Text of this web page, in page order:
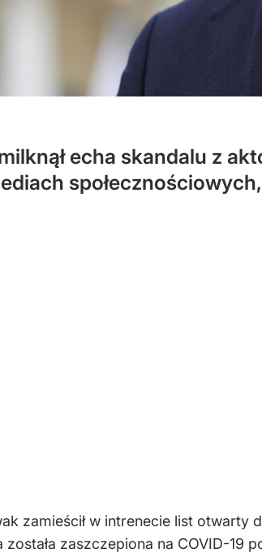
echa skandalu z
zamieścił w intrenecie list otwarty
została zaszczepiona na COVID-19